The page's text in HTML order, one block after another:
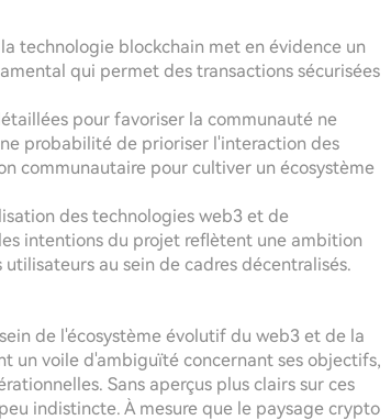
technologie blockchain met en évidence un
qui permet des transactions sécurisées
pour favoriser la communauté ne
probabilité de prioriser l'interaction des
communautaire pour cultiver un écosystème
des technologies web3 et de
intentions du projet reflètent une ambition
au sein de cadres décentralisés.
de l'écosystème évolutif du web3 et de la
un voile d'ambiguïté concernant ses objectifs,
Sans aperçus plus clairs sur ces
indistincte. À mesure que le paysage crypto